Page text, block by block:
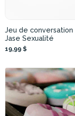
Jeu de conversation
Jase Sexualité
19,99 $